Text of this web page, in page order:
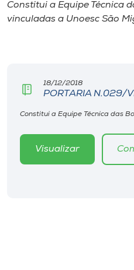
Diplomados
CPA
Biblioteca
Editora
Constitui a Equipe Técnica
vinculadas a Unoesc São
18/12/2018
PORTARIA N.029/
Constitui a Equipe Técnica das
Visualizar